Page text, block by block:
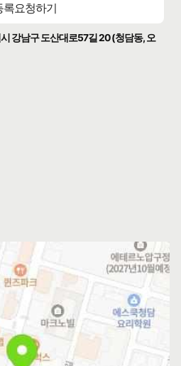
록요청하기
강남구 도산대로57길 20 (청담동, 오